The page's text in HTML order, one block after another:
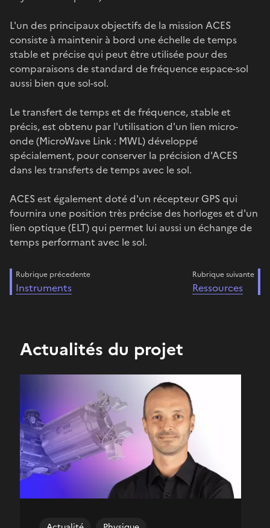
L'un des principaux objectifs de la mission ACES
consiste à maintenir à bord une échelle de temps
stable et précise qui peut être utilisée pour des
comparaisons de standard de fréquence espace-sol
aussi bien que sol-sol.
Le transfert de temps et de fréquence, stable et
précis, est obtenu par l'utilisation d'un lien micro-
onde (MicroWave Link : MWL) développé
spécialement, pour conserver la précision d'ACES
dans les transferts de temps avec le sol.
ACES est également doté d'un récepteur GPS qui
fournira une position très précise des horloges et d'un
lien optique (ELT) qui permet lui aussi un échange de
temps performant avec le sol.
Rubrique précedente
Instruments
Rubrique suivante
Ressources
Actualités du projet